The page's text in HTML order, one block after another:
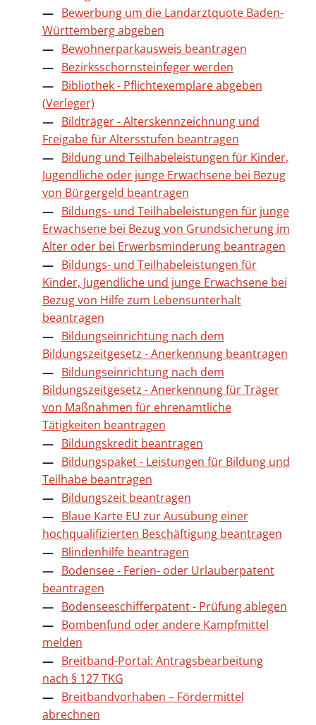
Bewerbung um die Landarztquote Baden-
Württemberg abgeben
Bewohnerparkausweis beantragen
Bezirksschornsteinfeger werden
Bibliothek - Pflichtexemplare abgeben
(Verleger)
Bildträger - Alterskennzeichnung und
Freigabe für Altersstufen beantragen
Bildung und Teilhabeleistungen für Kinder,
Jugendliche oder junge Erwachsene bei Bezug
von Bürgergeld beantragen
Bildungs- und Teilhabeleistungen für junge
Erwachsene bei Bezug von Grundsicherung im
Alter oder bei Erwerbsminderung beantragen
Bildungs- und Teilhabeleistungen für
Kinder, Jugendliche und junge Erwachsene bei
Bezug von Hilfe zum Lebensunterhalt
beantragen
Bildungseinrichtung nach dem
Bildungszeitgesetz - Anerkennung beantragen
Bildungseinrichtung nach dem
Bildungszeitgesetz - Anerkennung für Träger
von Maßnahmen für ehrenamtliche
Tätigkeiten beantragen
Bildungskredit beantragen
Bildungspaket - Leistungen für Bildung und
Teilhabe beantragen
Bildungszeit beantragen
Blaue Karte EU zur Ausübung einer
hochqualifizierten Beschäftigung beantragen
Blindenhilfe beantragen
Bodensee - Ferien- oder Urlauberpatent
beantragen
Bodenseeschifferpatent - Prüfung ablegen
Bombenfund oder andere Kampfmittel
melden
Breitband-Portal: Antragsbearbeitung
nach § 127 TKG
Breitbandvorhaben – Fördermittel
abrechnen